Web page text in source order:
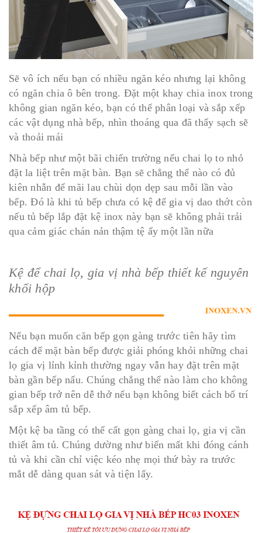
Sẽ vô ích nếu bạn có nhiều ngăn kéo nhưng lại không
có ngăn chia ô bên trong. Đặt một khay chia inox trong
không gian ngăn kéo, bạn có thể phân loại và sắp xếp
các vật dụng nhà bếp, nhìn thoáng qua đã thấy sạch sẽ
và thoải mái
Nhà bếp như một bãi chiến trường nếu chai lọ to nhỏ
đặt la liệt trên mặt bàn. Bạn sẽ chẳng thể nào có đủ
kiên nhẫn để mãi lau chùi dọn dẹp sau mỗi lần vào
bếp. Đó là khi tủ bếp chưa có kệ để gia vị dao thớt còn
nếu tủ bếp lắp đặt kệ inox này bạn sẽ không phải trải
qua cảm giác chán nản thậm tệ ấy một lần nữa
Kệ để chai lọ, gia vị nhà bếp thiết kế nguyên
khối hộp
Nếu bạn muốn căn bếp gọn gàng trước tiên hãy tìm
cách để mặt bàn bếp được giải phóng khỏi những chai
lọ gia vị lỉnh kỉnh thường ngay vẫn hay đặt trên mặt
bàn gần bếp nấu. Chúng chẳng thể nào làm cho không
gian bếp trở nên dễ thở nếu bạn không biết cách bố trí
sắp xếp âm tủ bếp.
Một kệ ba tầng có thể cất gọn gàng chai lọ, gia vị cần
thiết âm tủ. Chúng dường như biến mất khi đóng cánh
tủ và khi cần chỉ việc kéo nhẹ mọi thứ bày ra trước
mắt dễ dàng quan sát và tiện lấy.